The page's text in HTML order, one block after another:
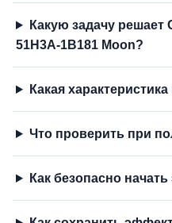
Какую задачу решает
51H3A-1B181 Moon?
Какая
Что проверить при
Как безопасно